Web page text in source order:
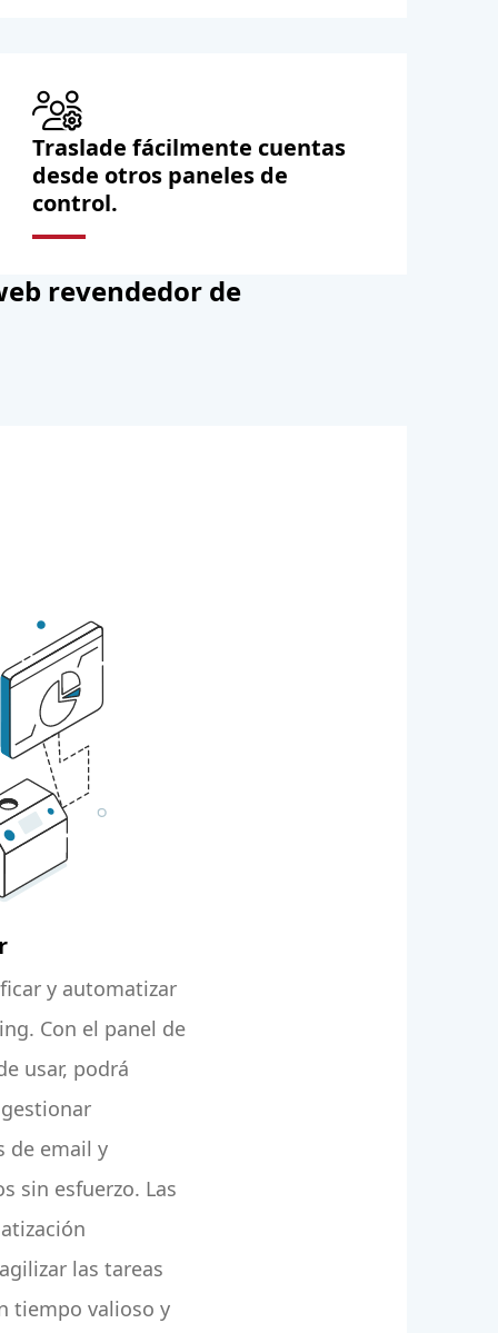
Traslade fácilmente cuentas
desde otros paneles de
control.
revendedor de
y automatizar
Con el panel de
usar, podrá
de email y
sin esfuerzo. Las
las tareas
tiempo valioso y